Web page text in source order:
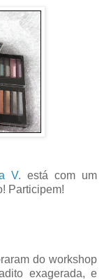
V. está com um
Participem!
do workshop
exagerada, e